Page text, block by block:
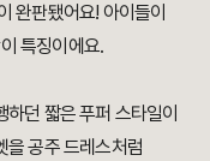
완판됐어요! 아이들이
특징이에요.
던 짧은 푸퍼 스타일이
을 공주 드레스처럼